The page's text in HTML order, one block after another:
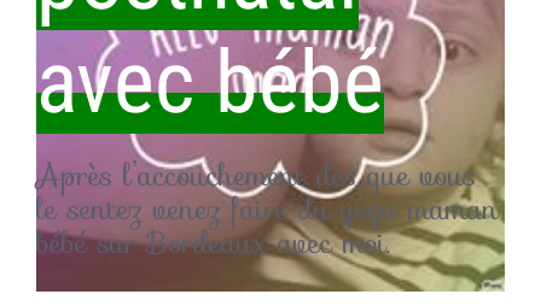
avec bébé
Après l’accouchement dès que vous
le sentez venez faire du yoga maman
bébé sur Bordeaux avec moi.